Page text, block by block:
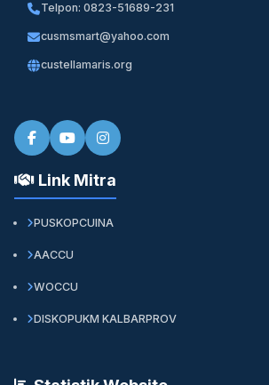
Telpon: 0823-51689-231
cusmsmart@yahoo.com
custellamaris.org
Link Mitra
PUSKOPCUINA
AACCU
WOCCU
DISKOPUKM KALBARPROV